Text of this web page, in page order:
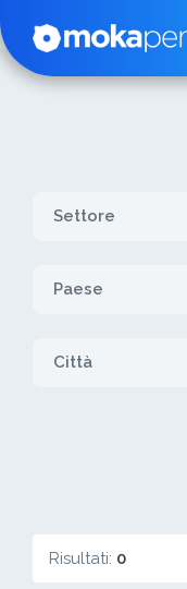
Settore
Paese
Città
Risultati: 0